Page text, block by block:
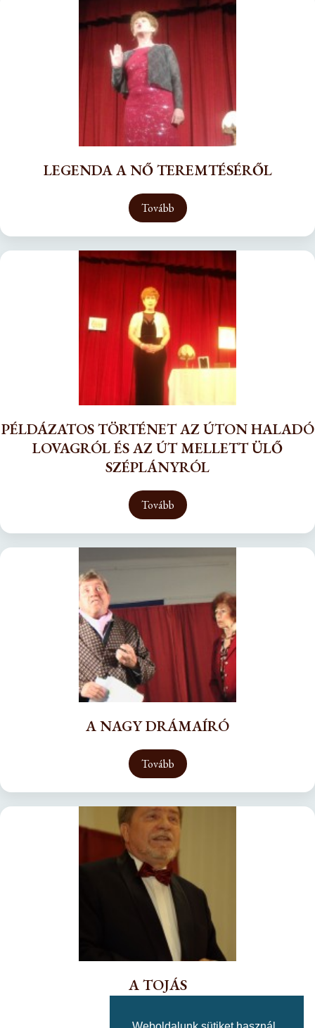
LEGENDA A NŐ TEREMTÉSÉRŐL
Tovább
PÉLDÁZATOS TÖRTÉNET AZ ÚTON HALADÓ
LOVAGRÓL ÉS AZ ÚT MELLETT ÜLŐ
SZÉPLÁNYRÓL
Tovább
A NAGY DRÁMAÍRÓ
Tovább
A TOJÁS
Tovább